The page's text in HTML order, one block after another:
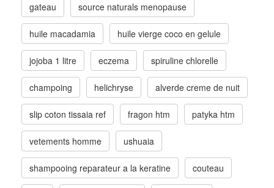
gateau source naturals menopause
huile macadamia huile vierge coco en gelule
jojoba 1 litre eczema spiruline chlorelle
champoing helichryse alverde creme de nuit
slip coton tissaia ref fragon htm patyka htm
vetements homme ushuaia
shampooing reparateur a la keratine couteau